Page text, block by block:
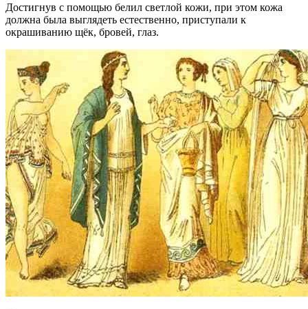
Достигнув с помощью белил светлой кожи, при этом кожа
должна была выглядеть естественно, приступали к
окрашиванию щёк, бровей, глаз.